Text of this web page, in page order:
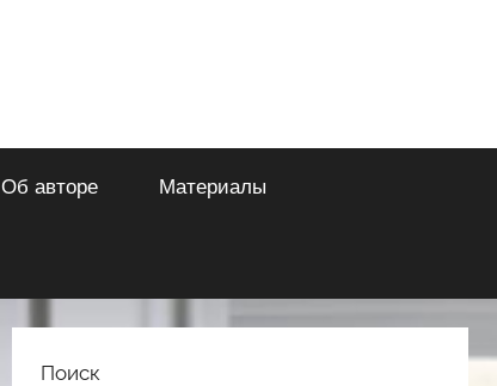
Об авторе Материалы
Поиск